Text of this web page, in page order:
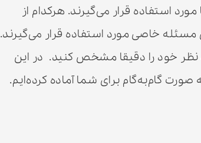
استفاده قرار می‌گیرند. هرکدام از
خاصی مورد استفاده قرار می‌گیرند.
نظر خود را دقیقا مشخص کنید. در این
گام‌به‌گام برای شما آماده کرده‌ایم.